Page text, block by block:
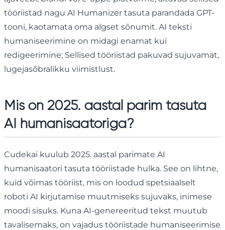
tööriistad nagu AI Humanizer tasuta parandada GPT-
tooni, kaotamata oma algset sõnumit. AI teksti
humaniseerimine on midagi enamat kui
redigeerimine; Sellised tööriistad pakuvad sujuvamat,
lugejasõbralikku viimistlust.
Mis on 2025. aastal parim tasuta
AI humanisaatoriga?
Cudekai kuulub 2025. aastal parimate AI
humanisaatori tasuta tööriistade hulka. See on lihtne,
kuid võimas tööriist, mis on loodud spetsiaalselt
roboti AI kirjutamise muutmiseks sujuvaks, inimese
moodi sisuks. Kuna AI-genereeritud tekst muutub
tavalisemaks, on vajadus tööriistade humaniseerimise